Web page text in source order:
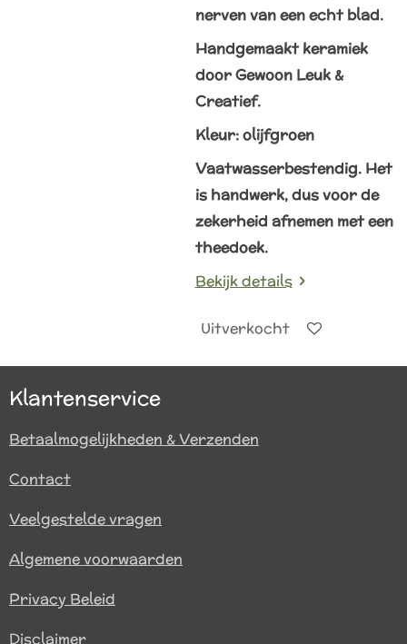
nerven van een echt blad.
Handgemaakt keramiek
door Gewoon Leuk &
Creatief.
Kleur: olijfgroen
Vaatwasserbestendig. Het
is handwerk, dus voor de
zekerheid afnemen met een
theedoek.
Bekijk details
Uitverkocht
Klantenservice
Betaalmogelijkheden & Verzenden
Contact
Veelgestelde vragen
Algemene voorwaarden
Privacy Beleid
Disclaimer